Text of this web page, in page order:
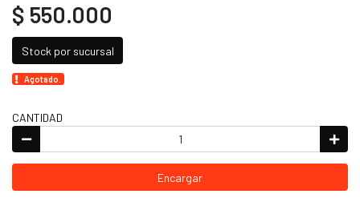
$ 550.000
Stock por sucursal
Agotado.
CANTIDAD
Encargar